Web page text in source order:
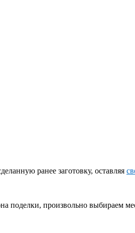
ранее заготовку, оставляя
поделки, произвольно выбираем